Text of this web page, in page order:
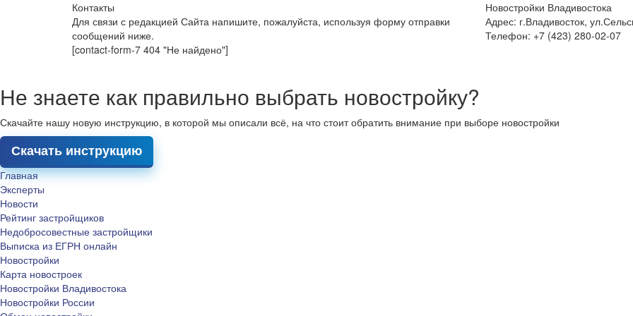
Контакты
Для связи с редакцией Сайта напишите, пожалуйста, используя форму отправки
сообщений ниже.
[contact-form-7 404 "Не найдено"]
Новостройки Владивостока
Адрес: г.Владивосток,
Телефон: +7 (423) 280-02-07
Не знаете как правильно выбрать новостройку?
Скачайте нашу новую инструкцию, в которой мы описали всё, на что стоит обратить внимание при выборе новостройки
Скачать инструкцию
Главная
Эксперты
Новости
Рейтинг застройщиков
Недобросовестные застройщики
Выписка из ЕГРН онлайн
Новостройки
Карта новостроек
Новостройки Владивостока
Новостройки России